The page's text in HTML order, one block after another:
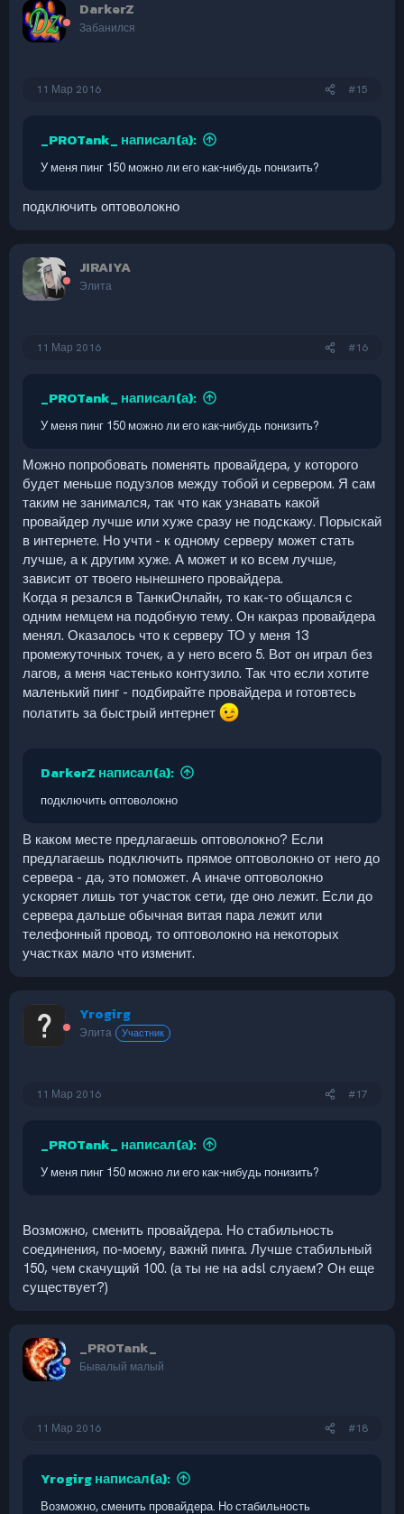
DarkerZ
Забанился
11 Мар 2016 #15
_PROTank_ написал(а):
У меня пинг 150 можно ли его как-нибудь понизить?
подключить оптоволокно
JIRAIYA
Элита
11 Мар 2016 #16
_PROTank_ написал(а):
У меня пинг 150 можно ли его как-нибудь понизить?
Можно попробовать поменять провайдера, у которого
будет меньше подузлов между тобой и сервером. Я сам
таким не занимался, так что как узнавать какой
провайдер лучше или хуже сразу не подскажу. Порыскай
в интернете. Но учти - к одному серверу может стать
лучше, а к другим хуже. А может и ко всем лучше,
зависит от твоего нынешнего провайдера.
Когда я резался в ТанкиОнлайн, то как-то общался с
одним немцем на подобную тему. Он какраз провайдера
менял. Оказалось что к серверу ТО у меня 13
промежуточных точек, а у него всего 5. Вот он играл без
лагов, а меня частенько контузило. Так что если хотите
маленький пинг - подбирайте провайдера и готовтесь
полатить за быстрый интернет
DarkerZ написал(а):
подключить оптоволокно
В каком месте предлагаешь оптоволокно? Если
предлагаешь подключить прямое оптоволокно от него до
сервера - да, это поможет. А иначе оптоволокно
ускоряет лишь тот участок сети, где оно лежит. Если до
сервера дальше обычная витая пара лежит или
телефонный провод, то оптоволокно на некоторых
участках мало что изменит.
Yrogirg
Элита Участник
11 Мар 2016 #17
_PROTank_ написал(а):
У меня пинг 150 можно ли его как-нибудь понизить?
Возможно, сменить провайдера. Но стабильность
соединения, по-моему, важнй пинга. Лучше стабильный
150, чем скачущий 100. (а ты не на adsl слуаем? Он еще
существует?)
_PROTank_
Бывалый малый
11 Мар 2016 #18
Yrogirg написал(а):
Возможно, сменить провайдера. Но стабильность